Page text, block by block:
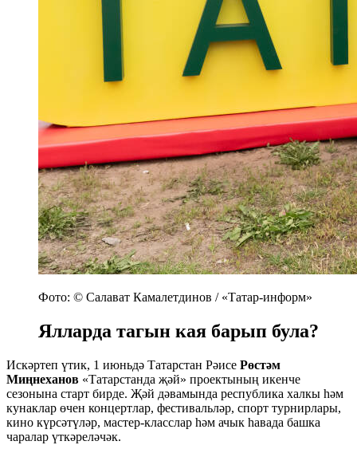
Фото: © Салават Камалетдинов / «Татар-информ»
Ялларда тагын кая барып була?
Искәртеп үтик, 1 июньдә Татарстан Рәисе Рөстәм
Миңнеханов «Татарстанда җәй» проектының икенче
сезонына старт бирде. Җәй дәвамында республика халкы һәм
кунаклар өчен концертлар, фестивальләр, спорт турнирлары,
кино күрсәтүләр, мастер-класслар һәм ачык һавада башка
чаралар үткәреләчәк.